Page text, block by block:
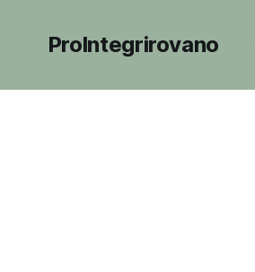
ProIntegrirovano